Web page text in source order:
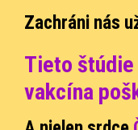
Zachráni nás
Tieto
vakcína